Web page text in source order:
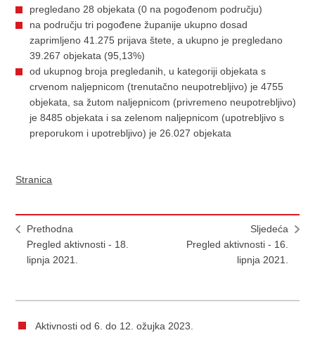
pregledano 28 objekata (0 na pogođenom području)
na području tri pogođene županije ukupno dosad
zaprimljeno 41.275 prijava štete, a ukupno je pregledano
39.267 objekata (95,13%)
od ukupnog broja pregledanih, u kategoriji objekata s
crvenom naljepnicom (trenutačno neupotrebljivo) je 4755
objekata, sa žutom naljepnicom (privremeno neupotrebljivo)
je 8485 objekata i sa zelenom naljepnicom (upotrebljivo s
preporukom i upotrebljivo) je 26.027 objekata
Stranica
Prethodna
Pregled aktivnosti - 18.
lipnja 2021.
Sljedeća
Pregled aktivnosti - 16.
lipnja 2021.
Aktivnosti od 6. do 12. ožujka 2023.